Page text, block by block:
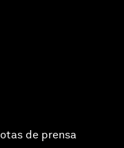
de prensa